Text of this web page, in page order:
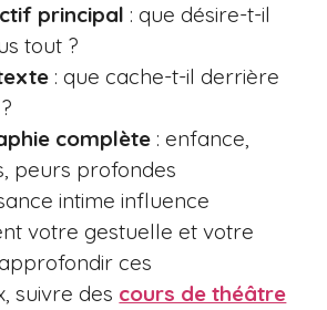
principal : que désire-t-il
tout ?
: que cache-t-il derrière
complète : enfance,
peurs profondes
intime influence
votre gestuelle et votre
ces
suivre des cours de théâtre